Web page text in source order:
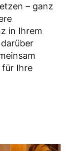
– ganz
in Ihrem
für Ihre